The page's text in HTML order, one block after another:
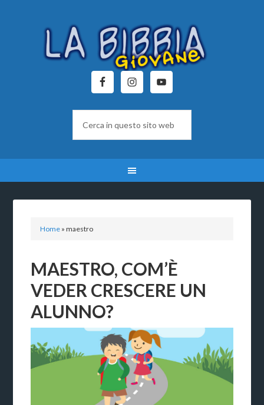
Home »maestro
MAESTRO, COM’È
VEDER CRESCERE UN
ALUNNO?